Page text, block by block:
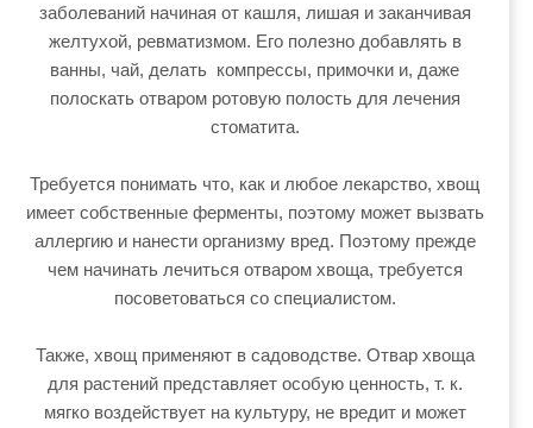
заболеваний начиная от кашля, лишая и заканчивая
желтухой, ревматизмом. Его полезно добавлять в
ванны, чай, делать компрессы, примочки и, даже
полоскать отваром ротовую полость для лечения
стоматита.
Требуется понимать что, как и любое лекарство, хвощ
имеет собственные ферменты, поэтому может вызвать
аллергию и нанести организму вред. Поэтому прежде
чем начинать лечиться отваром хвоща, требуется
посоветоваться со специалистом.
Также, хвощ применяют в садоводстве. Отвар хвоща
для растений представляет особую ценность, т. к.
мягко воздействует на культуру, не вредит и может